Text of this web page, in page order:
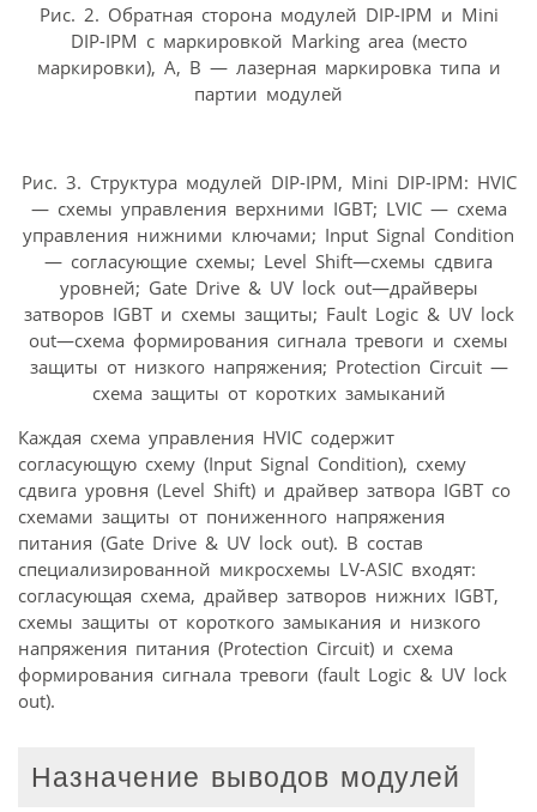
Рис. 2. Обратная сторона модулей DIP-IPM и Mini
DIP-IPM с маркировкой Marking area (место
маркировки), А, В — лазерная маркировка типа и
партии модулей
Рис. 3. Структура модулей DIP-IPM, Mini DIP-IPM: HVIC
— схемы управления верхними IGBT; LVIC — схема
управления нижними ключами; Input Signal Condition
— согласующие схемы; Level Shift—схемы сдвига
уровней; Gate Drive & UV lock out—драйверы
затворов IGBT и схемы защиты; Fault Logic & UV lock
out—схема формирования сигнала тревоги и схемы
защиты от низкого напряжения; Protection Circuit —
схема защиты от коротких замыканий
Каждая схема управления HVIC содержит
согласующую схему (Input Signal Condition), схему
сдвига уровня (Level Shift) и драйвер затвора IGBT со
схемами защиты от пониженного напряжения
питания (Gate Drive & UV lock out). В состав
специализированной микросхемы LV-ASIC входят:
согласующая схема, драйвер затворов нижних IGBT,
схемы защиты от короткого замыкания и низкого
напряжения питания (Protection Circuit) и схема
формирования сигнала тревоги (fault Logic & UV lock
out).
Назначение выводов модулей